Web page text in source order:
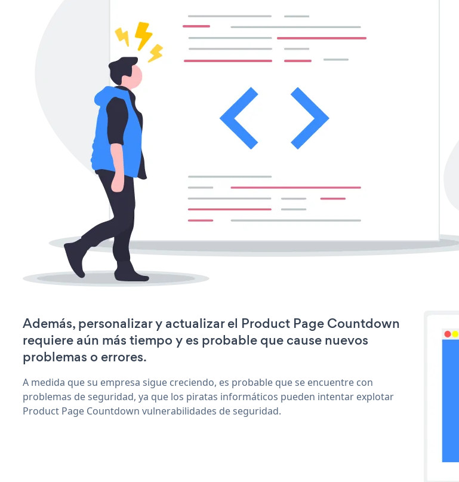
Además, personalizar y actualizar el Product Page Countdown
requiere aún más tiempo y es probable que cause nuevos
problemas o errores.
A medida que su empresa sigue creciendo, es probable que se encuentre con
problemas de seguridad, ya que los piratas informáticos pueden intentar explotar
Product Page Countdown vulnerabilidades de seguridad.